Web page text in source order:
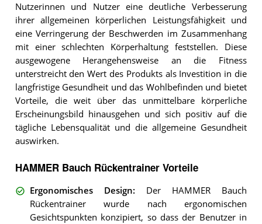
Nutzerinnen und Nutzer eine deutliche Verbesserung
ihrer allgemeinen körperlichen Leistungsfähigkeit und
eine Verringerung der Beschwerden im Zusammenhang
mit einer schlechten Körperhaltung feststellen. Diese
ausgewogene Herangehensweise an die Fitness
unterstreicht den Wert des Produkts als Investition in die
langfristige Gesundheit und das Wohlbefinden und bietet
Vorteile, die weit über das unmittelbare körperliche
Erscheinungsbild hinausgehen und sich positiv auf die
tägliche Lebensqualität und die allgemeine Gesundheit
auswirken.
HAMMER Bauch Rückentrainer Vorteile
Ergonomisches Design: Der HAMMER Bauch
Rückentrainer wurde nach ergonomischen
Gesichtspunkten konzipiert, so dass der Benutzer in